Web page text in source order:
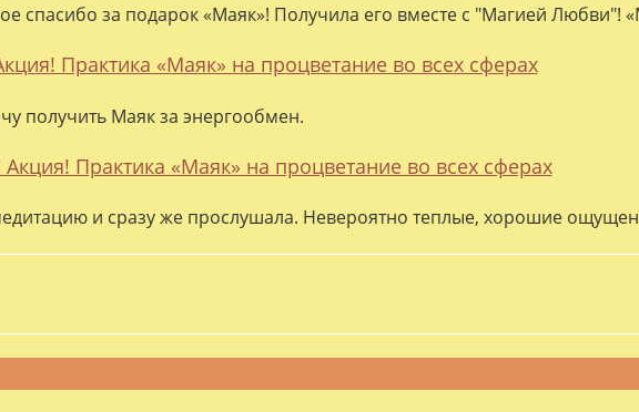
спасибо за подарок «Маяк»! Получила его вместе с "Магией Любви"!
Практика «Маяк» на процветание во всех сферах
получить Маяк за энергообмен.
Практика «Маяк» на процветание во всех сферах
и сразу же прослушала. Невероятно теплые, хорошие